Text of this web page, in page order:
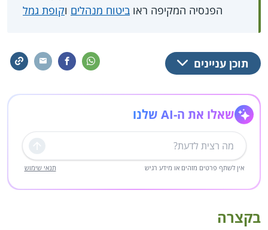
הפנסיה המקיפה ראו ביטוח מנהלים וקופת גמל
תוכן עניינים
שאלו את ה-AI שלנו
שליחה
אין לשתף פרטים מזהים או מידע רגיש תנאי שימוש
בקצרה